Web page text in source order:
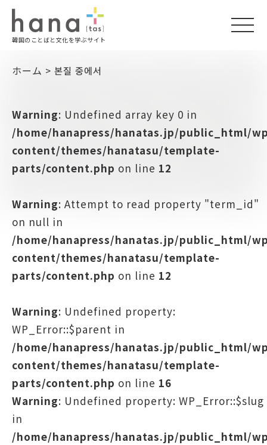
韓国のことばと文化を学ぶサイト
ホーム > 본질 중에서
Warning: Undefined array key 0 in
/home/hanapress/hanatas.jp/public_html/
content/themes/hanatasu/template-
parts/content.php on line 12
Warning: Attempt to read property "term_id"
on null in
/home/hanapress/hanatas.jp/public_html/
content/themes/hanatasu/template-
parts/content.php on line 12
Warning: Undefined property:
WP_Error::$parent in
/home/hanapress/hanatas.jp/public_html/
content/themes/hanatasu/template-
parts/content.php on line 16
Warning: Undefined property: WP_Error::$slug
in
/home/hanapress/hanatas.jp/public_html/